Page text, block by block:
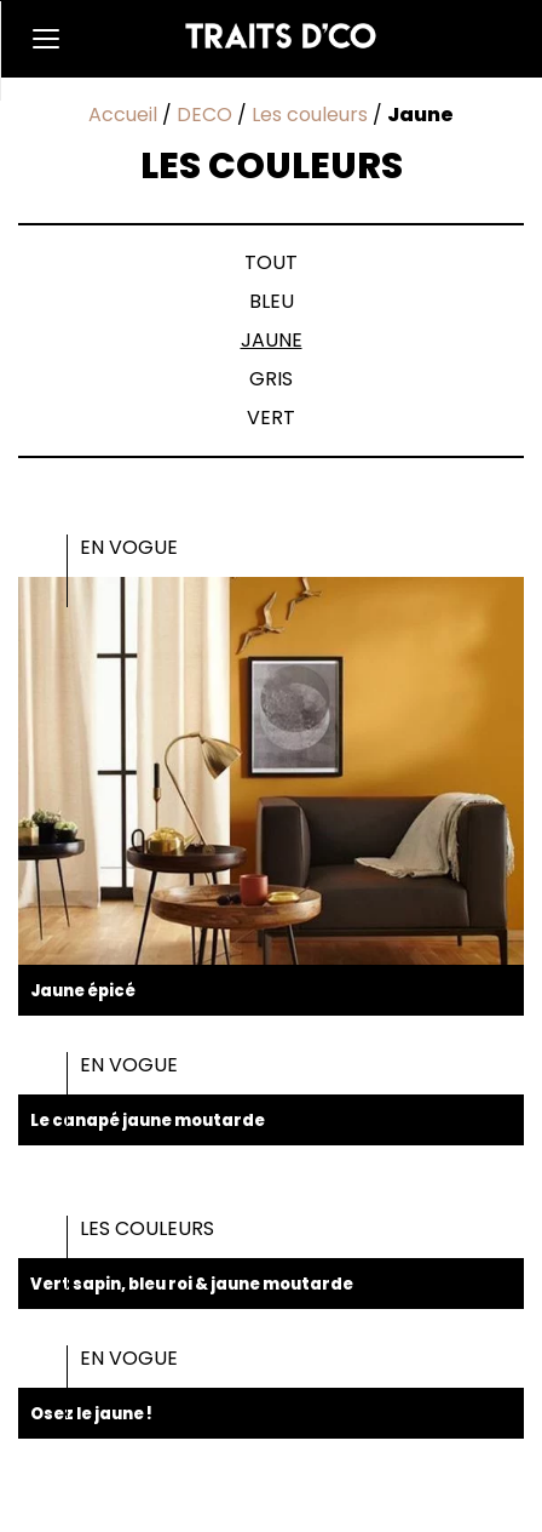
Accueil / DECO / Les couleurs / Jaune
LES COULEURS
TOUT
BLEU
JAUNE
GRIS
VERT
EN VOGUE
Jaune épicé
EN VOGUE
Le canapé jaune moutarde
LES COULEURS
Vert sapin, bleu roi & jaune moutarde
EN VOGUE
Osez le jaune !